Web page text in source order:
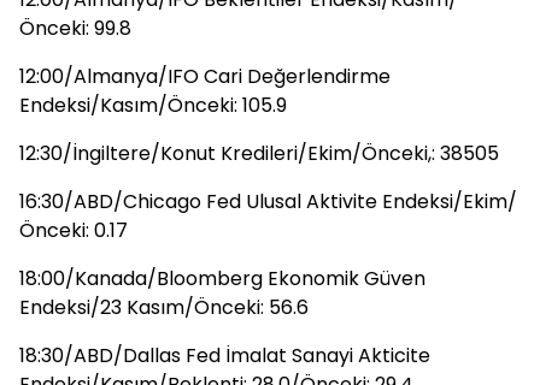
Önceki: 99.8
12:00/Almanya/IFO Cari Değerlendirme
Endeksi/Kasım/Önceki: 105.9
12:30/İngiltere/Konut Kredileri/Ekim/Önceki,: 38505
16:30/ABD/Chicago Fed Ulusal Aktivite Endeksi/Ekim/
Önceki: 0.17
18:00/Kanada/Bloomberg Ekonomik Güven
Endeksi/23 Kasım/Önceki: 56.6
18:30/ABD/Dallas Fed İmalat Sanayi Akticite